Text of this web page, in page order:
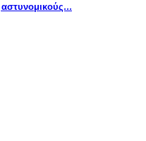
αστυνομικούς…